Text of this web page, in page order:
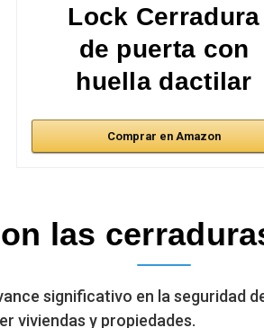
Lock Cerradura
de puerta con
huella dactilar
Comprar en Amazon
las
significativo en la seguridad
viviendas y propiedades.